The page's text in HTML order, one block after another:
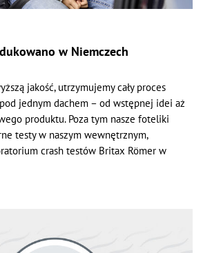
w Niemczech
jakość, utrzymujemy cały proces
jednym dachem – od wstępnej idei aż
produktu. Poza tym nasze foteliki
testy w naszym wewnętrznym,
crash testów Britax Römer w